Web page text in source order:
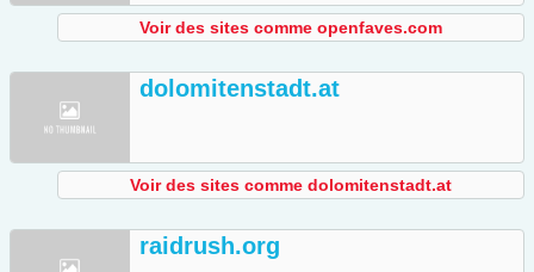
Voir des sites comme openfaves.com
dolomitenstadt.at
Voir des sites comme dolomitenstadt.at
raidrush.org